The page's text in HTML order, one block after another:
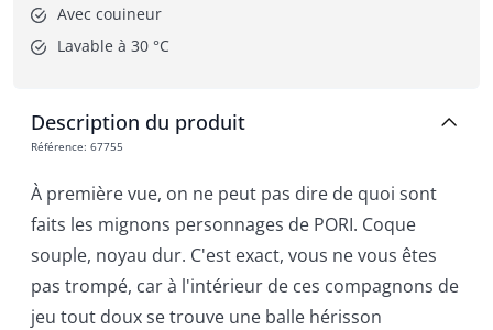
Avec couineur
Lavable à 30 °C
Description du produit
Référence: 67755
À première vue, on ne peut pas dire de quoi sont
faits les mignons personnages de PORI. Coque
souple, noyau dur. C'est exact, vous ne vous êtes
pas trompé, car à l'intérieur de ces compagnons de
jeu tout doux se trouve une balle hérisson